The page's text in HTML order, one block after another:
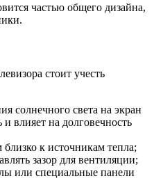
частью общего дизайна,
стоит учесть
солнечного света на экран
влияет на долговечность
к источникам тепла;
зазор для вентиляции;
или специальные панели